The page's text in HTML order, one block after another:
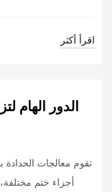
اقرأ أكثر
الدور الهام
تقوم معالجات الحدادة
أجزاء ختم